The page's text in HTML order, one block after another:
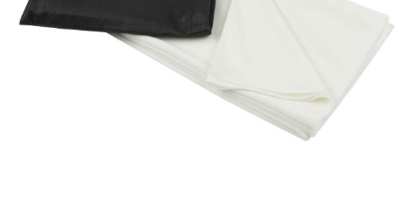
Business trolleys
Documententassen
Giftcards
Wellness Giftsets